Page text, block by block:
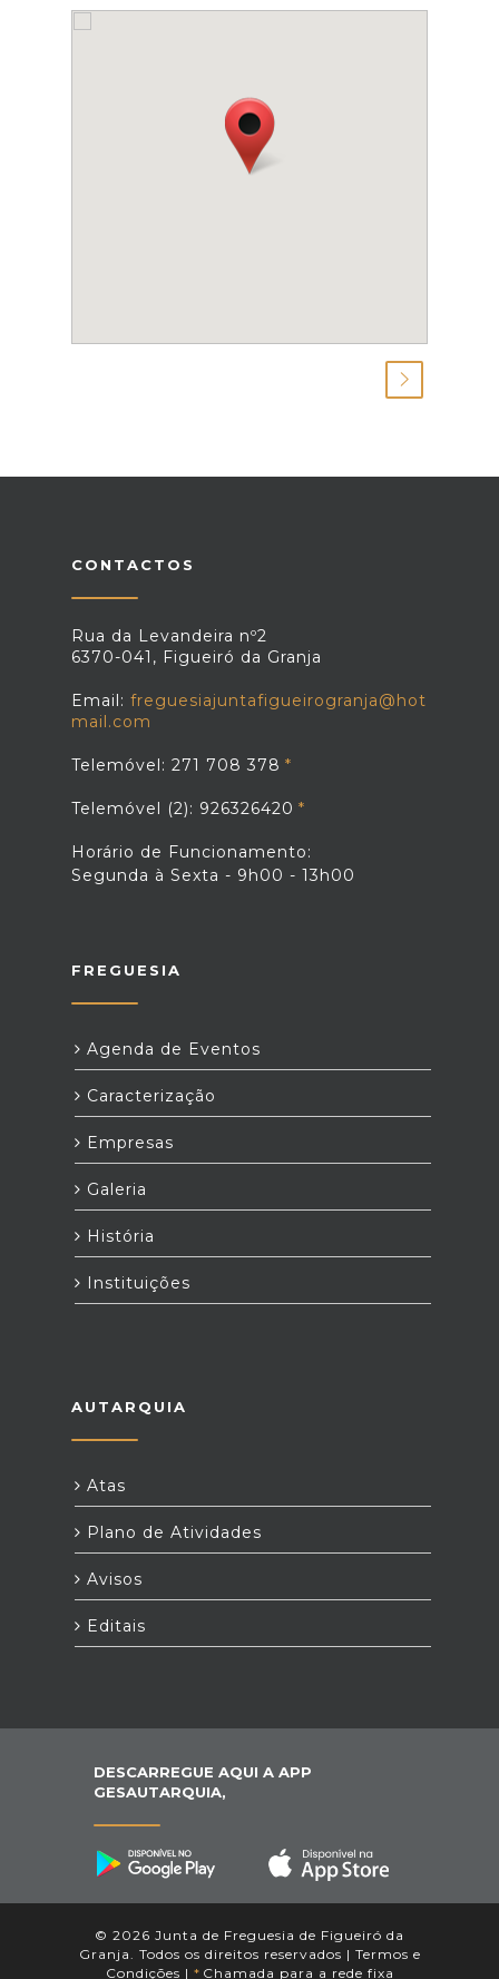
CONTACTOS
Rua da Levandeira nº2
6370-041, Figueiró da Granja
Email: freguesiajuntafigueirogranja@hot
mail.com
Telemóvel: 271 708 378
Telemóvel (2): 926326420
Horário de Funcionamento:
Segunda à Sexta - 9h00 - 13h00
FREGUESIA
Agenda de Eventos
Caracterização
Empresas
Galeria
História
Instituições
AUTARQUIA
Atas
Plano de Atividades
Avisos
Editais
DESCARREGUE AQUI A APP
GESAUTARQUIA,
© 2026 Junta de Freguesia de Figueiró da
Granja. Todos os direitos reservados | Termos e
Condições | * Chamada para a rede fixa